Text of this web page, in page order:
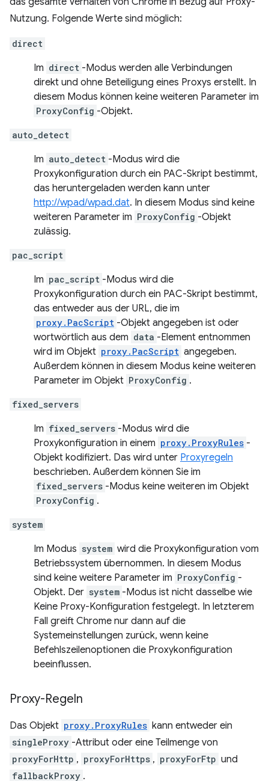
Nutzung. Folgende Werte sind möglich:
direct
Im direct -Modus werden alle Verbindungen
direkt und ohne Beteiligung eines Proxys erstellt. In
diesem Modus können keine weiteren Parameter im
ProxyConfig -Objekt.
auto_detect
Im auto_detect -Modus wird die
Proxykonfiguration durch ein PAC-Skript bestimmt,
das heruntergeladen werden kann unter
http://wpad/wpad.dat. In diesem Modus sind keine
weiteren Parameter im ProxyConfig -Objekt
zulässig.
pac_script
Im pac_script -Modus wird die
Proxykonfiguration durch ein PAC-Skript bestimmt,
das entweder aus der URL, die im
proxy.PacScript -Objekt angegeben ist oder
wortwörtlich aus dem data -Element entnommen
wird im Objekt proxy.PacScript angegeben.
Außerdem können in diesem Modus keine weiteren
Parameter im Objekt ProxyConfig .
fixed_servers
Im fixed_servers -Modus wird die
Proxykonfiguration in einem proxy.ProxyRules -
Objekt kodifiziert. Das wird unter Proxyregeln
beschrieben. Außerdem können Sie im
fixed_servers -Modus keine weiteren im Objekt
ProxyConfig .
system
Im Modus system wird die Proxykonfiguration vom
Betriebssystem übernommen. In diesem Modus
sind keine weitere Parameter im ProxyConfig -
Objekt. Der system -Modus ist nicht dasselbe wie
Keine Proxy-Konfiguration festgelegt. In letzterem
Fall greift Chrome nur dann auf die
Systemeinstellungen zurück, wenn keine
Befehlszeilenoptionen die Proxykonfiguration
beeinflussen.
Proxy-Regeln
Das Objekt proxy.ProxyRules kann entweder ein
singleProxy -Attribut oder eine Teilmenge von
proxyForHttp , proxyForHttps , proxyForFtp und
fallbackProxy .